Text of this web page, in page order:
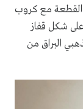
القطعة مع كروب
شكل قفاز
البراق من